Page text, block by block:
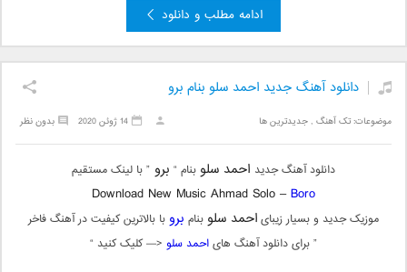
ادامه مطلب و دانلود
دانلود آهنگ جدید احمد سلو بنام برو
موضوعات:تک آهنگ ,جدیدترین ها بدون نظر 14 ژوئن 2020
دانلود آهنگ جدید احمد سلو بنام “ برو ” با لینک مستقیم
Download New Music Ahmad Solo –Boro
موزیک جدید و بسیار زیبایاحمد سلو بنام برو با بالاترین کیفیت در آهنگ فاخر
” برای دانلود آهنگ هایاحمد سلو <— کلیک کنید “